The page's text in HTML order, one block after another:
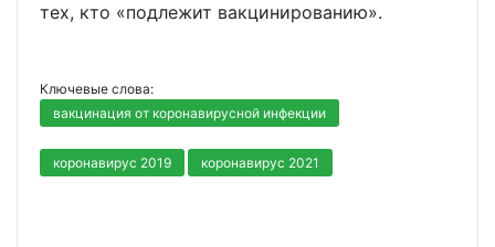
тех, кто «подлежит вакцинированию».
Ключевые слова:
вакцинация от коронавирусной инфекции
коронавирус 2019 коронавирус 2021